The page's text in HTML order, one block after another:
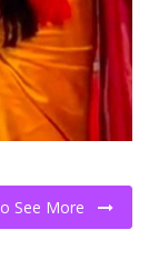
See More